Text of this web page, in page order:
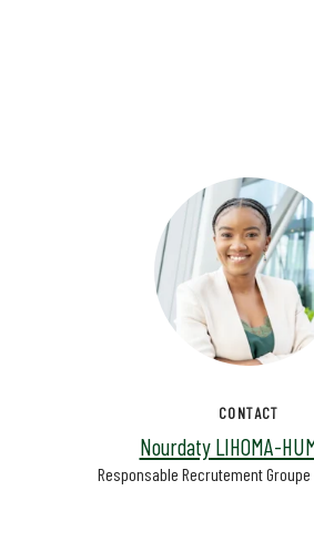
CONTACT
Nourdaty LIHOMA-
Responsable Recrutement Groupe